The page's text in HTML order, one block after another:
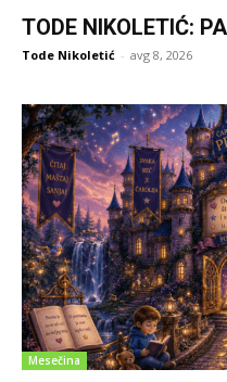
TODE NIKOLETIĆ:
Tode Nikoletić - avg 8, 2026
Mesečina